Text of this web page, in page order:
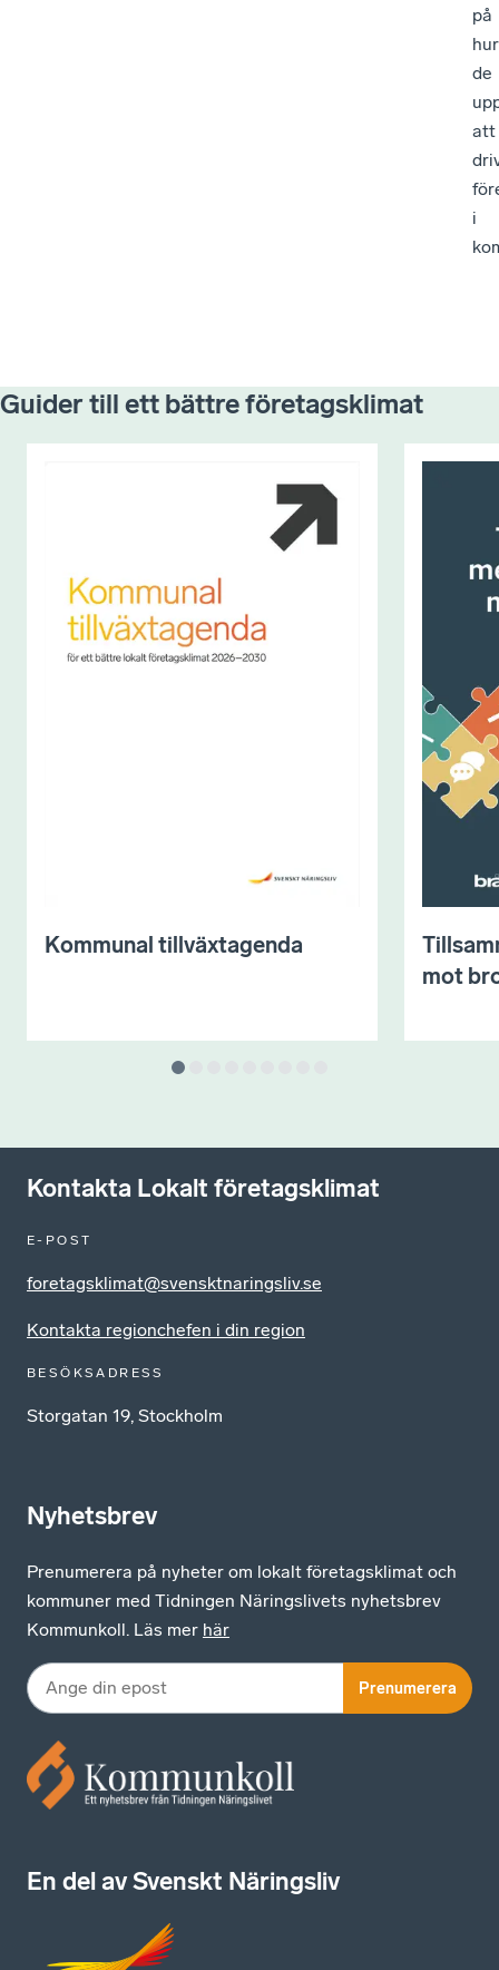
på
hur
de
att
i
Guider till ett bättre företagsklimat
Kommunal tillväxtagenda
mot
Kontakta Lokalt företagsklimat
E-POST
foretagsklimat@svensktnaringsliv.se
Kontakta regionchefen i din region
BESÖKSADRESS
Storgatan 19, Stockholm
Nyhetsbrev
Prenumerera på nyheter om lokalt företagsklimat och
kommuner med Tidningen Näringslivets nyhetsbrev
Kommunkoll. Läs mer här
Prenumerera
En del av Svenskt Näringsliv